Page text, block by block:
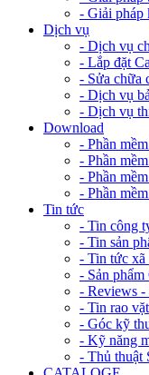
- Giải pháp
Dịch vụ
- Dịch vụ
- Lắp đặt
- Sửa chữa
- Dịch vụ
- Dịch vụ
Download
- Phần
- Phần
- Phần
- Phần
Tin tức
- Tin công
- Tin sản
- Tin tức xã
- Sản
- Reviews -
- Tin rao vặt
- Góc kỹ
- Kỹ năng
- Thủ thuật